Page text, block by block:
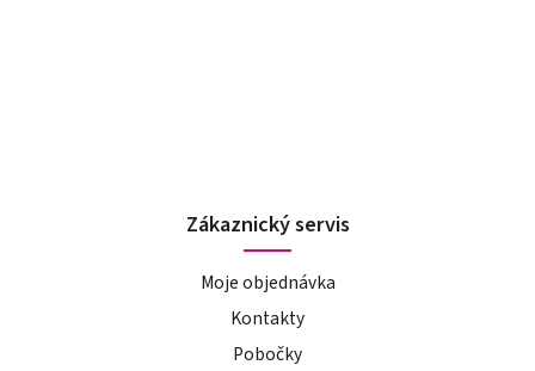
Zákaznický servis
Moje objednávka
Kontakty
Pobočky